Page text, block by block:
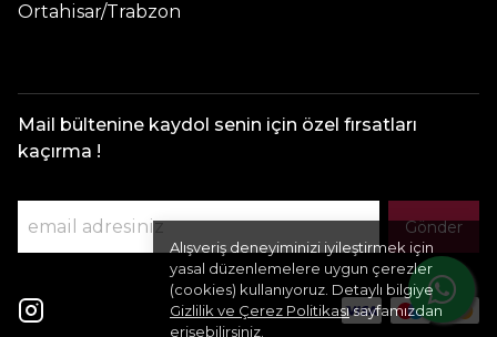
Alışveriş deneyiminizi iyileştirmek için
yasal düzenlemelere uygun çerezler
(cookies) kullanıyoruz. Detaylı bilgiye
Gizlilik ve Çerez Politikasısayfamızdan
erişebilirsiniz.
Ortahisar/Trabzon
Mail bültenine kaydol senin için özel fırsatları
kaçırma !
Gönder